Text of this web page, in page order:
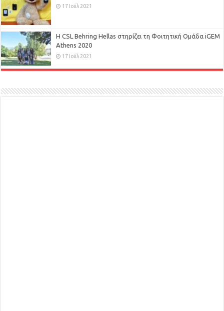
17 Ιούλ 2021
H CSL Behring Hellas στηρίζει τη Φοιτητική Ομάδα iGEM
Athens 2020
17 Ιούλ 2021